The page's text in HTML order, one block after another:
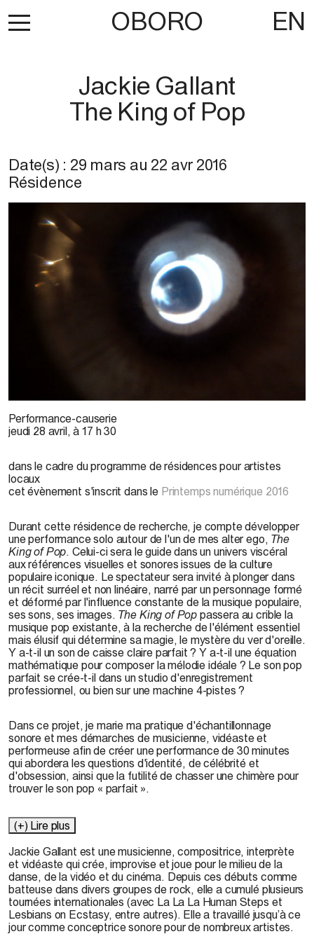
OBORO EN
Jackie Gallant
The King of Pop
Date(s) : 29 mars au 22 avr 2016
Résidence
Performance-causerie
jeudi 28 avril, à 17 h 30
dans le cadre du programme de résidences pour artistes
locaux
cet évènement s'inscrit dans le Printemps numérique 2016
Durant cette résidence de recherche, je compte développer
une performance solo autour de l'un de mes alter ego, The
King of Pop. Celui-ci sera le guide dans un univers viscéral
aux références visuelles et sonores issues de la culture
populaire iconique. Le spectateur sera invité à plonger dans
un récit surréel et non linéaire, narré par un personnage formé
et déformé par l'influence constante de la musique populaire,
ses sons, ses images. The King of Pop passera au crible la
musique pop existante, à la recherche de l'élément essentiel
mais élusif qui détermine sa magie, le mystère du ver d'oreille.
Y a-t-il un son de caisse claire parfait ? Y a-t-il une équation
mathématique pour composer la mélodie idéale ? Le son pop
parfait se crée-t-il dans un studio d'enregistrement
professionnel, ou bien sur une machine 4-pistes ?
Dans ce projet, je marie ma pratique d'échantillonnage
sonore et mes démarches de musicienne, vidéaste et
performeuse afin de créer une performance de 30 minutes
qui abordera les questions d'identité, de célébrité et
d'obsession, ainsi que la futilité de chasser une chimère pour
trouver le son pop « parfait ».
(+) Lire plus
Jackie Gallant est une musicienne, compositrice, interprète
et vidéaste qui crée, improvise et joue pour le milieu de la
danse, de la vidéo et du cinéma. Depuis ces débuts comme
batteuse dans divers groupes de rock, elle a cumulé plusieurs
tournées internationales (avec La La La Human Steps et
Lesbians on Ecstasy, entre autres). Elle a travaillé jusqu’à ce
jour comme conceptrice sonore pour de nombreux artistes.